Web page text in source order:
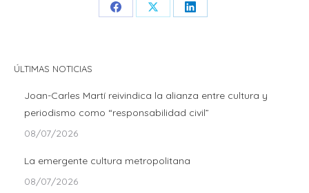
Share Share Share
ÚLTIMAS NOTICIAS
Joan-Carles Martí reivindica la alianza entre cultura y
periodismo como “responsabilidad civil”
08/07/2026
La emergente cultura metropolitana
08/07/2026